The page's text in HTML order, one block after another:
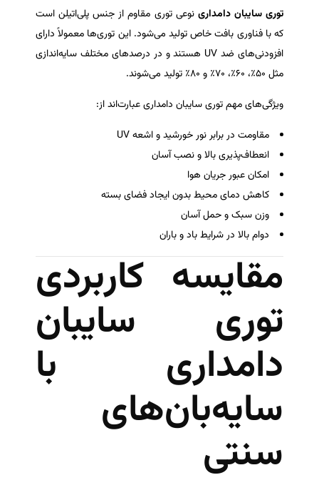
توری سایبان دامداری نوعی توری مقاوم از جنس پلی‌اتیلن است
که با فناوری بافت خاص تولید می‌شود. این توری‌ها معمولاً دارای
افزودنی‌های ضد UV هستند و در درصدهای مختلف سایه‌اندازی
مثل ۵۰٪، ۶۰٪، ۷۰٪ و ۸۰٪ تولید می‌شوند.
ویژگی‌های مهم توری سایبان دامداری عبارت‌اند از:
مقاومت در برابر نور خورشید و اشعه UV
انعطاف‌پذیری بالا و نصب آسان
امکان عبور جریان هوا
کاهش دمای محیط بدون ایجاد فضای بسته
وزن سبک و حمل آسان
دوام بالا در شرایط باد و باران
مقایسه کاربردی
توری سایبان
دامداری با
سایه‌بان‌های
سنتی